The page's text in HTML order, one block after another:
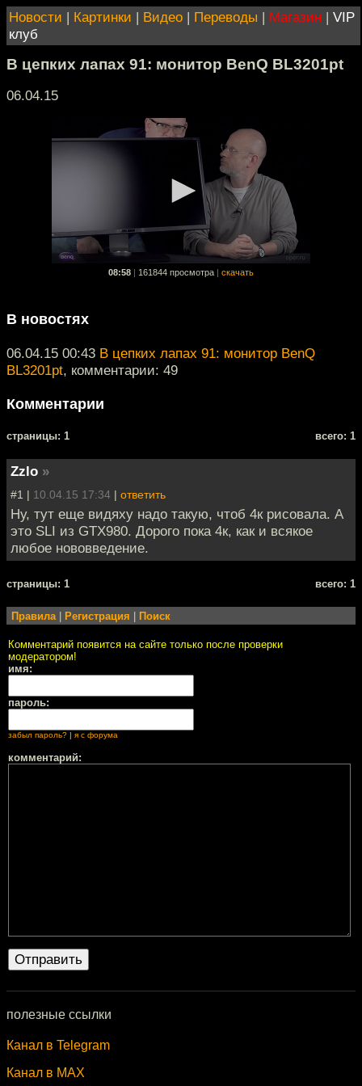
Новости | Картинки | Видео | Переводы | Магазин | VIP
клуб
В цепких лапах 91: монитор BenQ BL3201pt
06.04.15
08:58 161844 просмотра скачать
В новостях
06.04.15 00:43 В цепких лапах 91: монитор BenQ
BL3201pt, комментарии: 49
Комментарии
cтраницы: 1 всего: 1
Zzlo »
#1 | 10.04.15 17:34 | ответить
Ну, тут еще видяху надо такую, чтоб 4к рисовала. А
это SLI из GTX980. Дорого пока 4к, как и всякое
любое нововведение.
cтраницы: 1 всего: 1
Правила| Регистрация Поиск
Комментарий появится на сайте только после проверки
модератором!
имя:
пароль:
забыл пароль? я с форума
комментарий:
полезные ссылки
Канал в Telegram
Канал в MAX